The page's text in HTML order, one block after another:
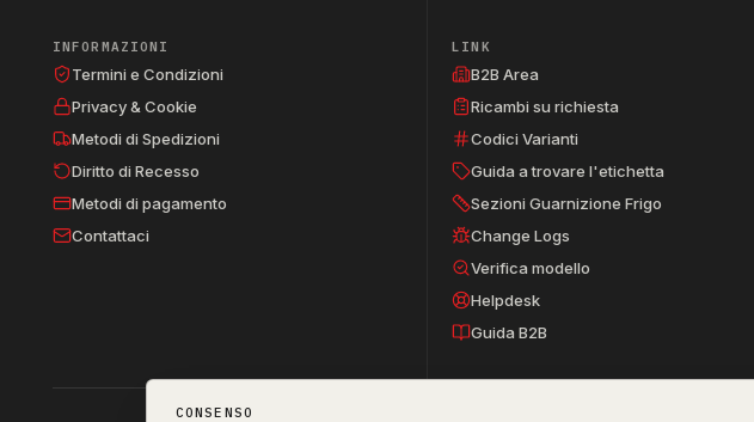
INFORMAZIONI
Termini e Condizioni
Privacy & Cookie
Metodi di Spedizioni
Diritto di Recesso
Metodi di pagamento
Contattaci
LINK
B2B Area
Ricambi su richiesta
Codici Varianti
Guida a trovare l'etichetta
Sezioni Guarnizione Frigo
Change Logs
Verifica modello
Helpdesk
Guida B2B
CONSENSO